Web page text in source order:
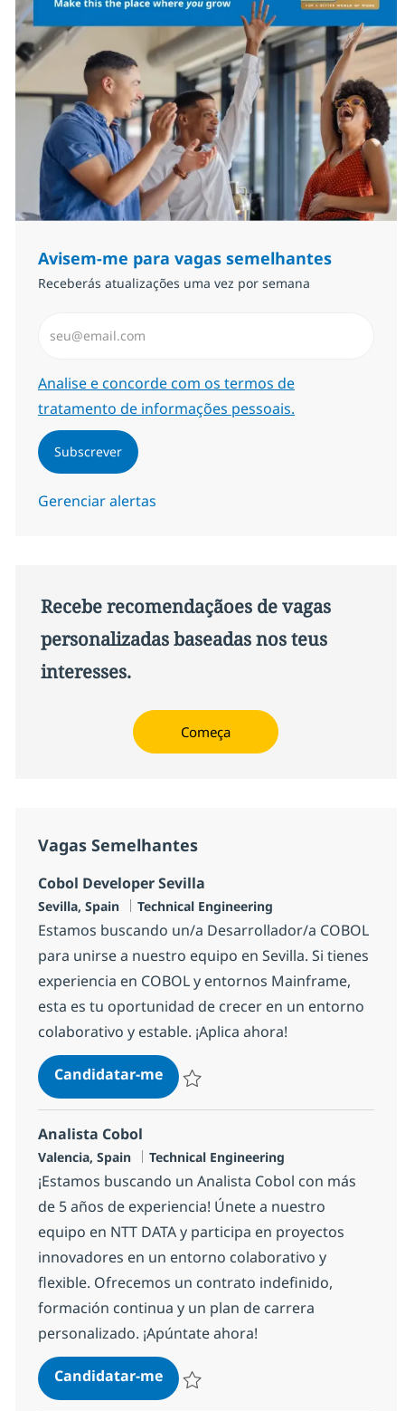
Avisem-me para vagas semelhantes
Receberás atualizações uma vez por semana
Required
Analise e concorde com os termos de
tratamento de informações pessoais.
Subscrever
Gerenciar alertas
Recebe recomendaçãoes de vagas
personalizadas baseadas nos teus
interesses.
Começa
Vagas Semelhantes
Cobol Developer Sevilla
Localização
Sevilla, Spain Categoria
Technical Engineering
Estamos buscando un/a Desarrollador/a COBOL
para unirse a nuestro equipo en Sevilla. Si tienes
experiencia en COBOL y entornos Mainframe,
esta es tu oportunidad de crecer en un entorno
colaborativo y estable. ¡Aplica ahora!
Candidatar-meCobol Developer Sevilla
Analista Cobol
Localização
Valencia, Spain Categoria
Technical Engineering
¡Estamos buscando un Analista Cobol con más
de 5 años de experiencia! Únete a nuestro
equipo en NTT DATA y participa en proyectos
innovadores en un entorno colaborativo y
flexible. Ofrecemos un contrato indefinido,
formación continua y un plan de carrera
personalizado. ¡Apúntate ahora!
Candidatar-meAnalista Cobol